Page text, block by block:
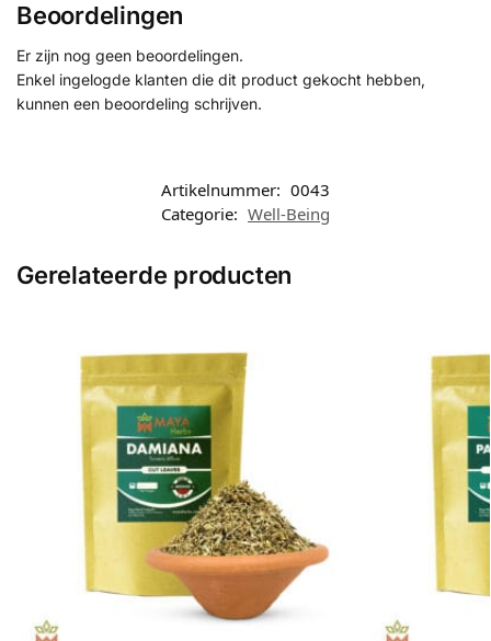
Beoordelingen
Er zijn nog geen beoordelingen.
Enkel ingelogde klanten die dit product gekocht hebben,
kunnen een beoordeling schrijven.
Artikelnummer: 0043
Categorie: Well-Being
Gerelateerde producten